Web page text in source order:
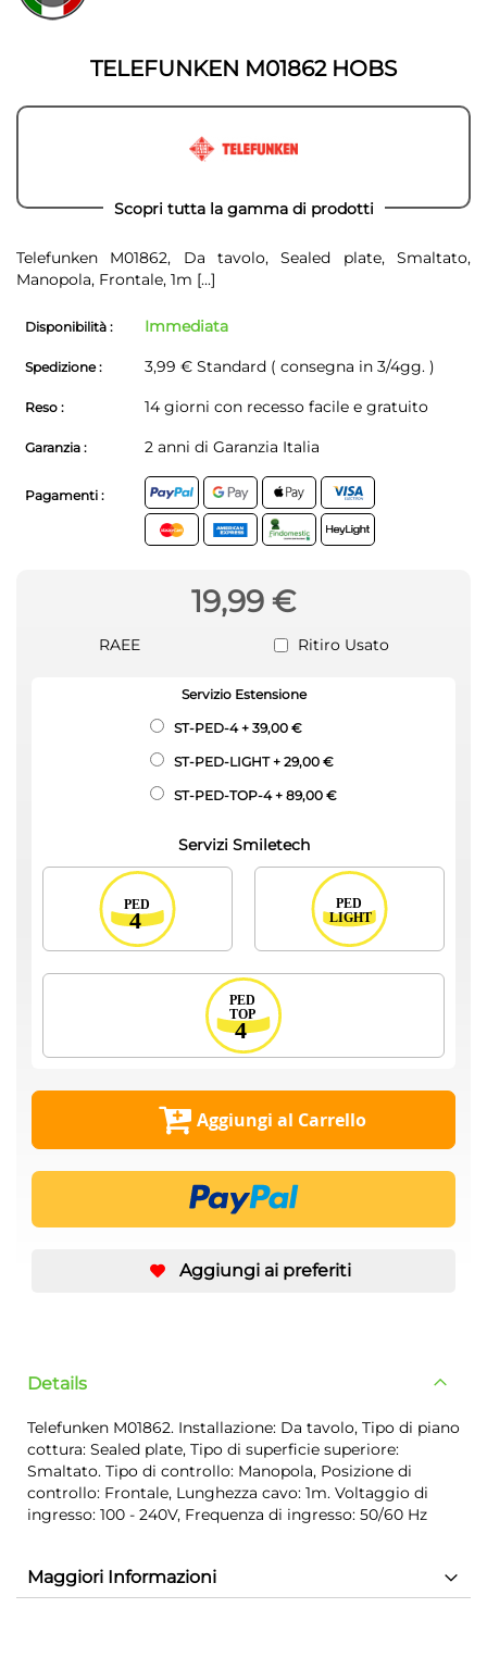
della
galleria
TELEFUNKEN M01862 HOBS
Scopri tutta la gamma di prodotti
Telefunken M01862, Da tavolo, Sealed plate, Smaltato,
Manopola, Frontale, 1m [...]
Disponibilità : Immediata
Spedizione : 3,99 € Standard ( consegna in 3/4gg. )
Reso : 14 giorni con recesso facile e gratuito
Garanzia : 2 anni di Garanzia Italia
Pagamenti :
19,99 €
RAEE Ritiro Usato
Servizio Estensione
ST-PED-4+ 39,00 €
ST-PED-LIGHT+ 29,00 €
ST-PED-TOP-4+ 89,00 €
Servizi Smiletech
Aggiungi al Carrello
Aggiungi ai preferiti
Details
Telefunken M01862. Installazione: Da tavolo, Tipo di piano
cottura: Sealed plate, Tipo di superficie superiore:
Smaltato. Tipo di controllo: Manopola, Posizione di
controllo: Frontale, Lunghezza cavo: 1m. Voltaggio di
ingresso: 100 - 240V, Frequenza di ingresso: 50/60 Hz
Maggiori Informazioni